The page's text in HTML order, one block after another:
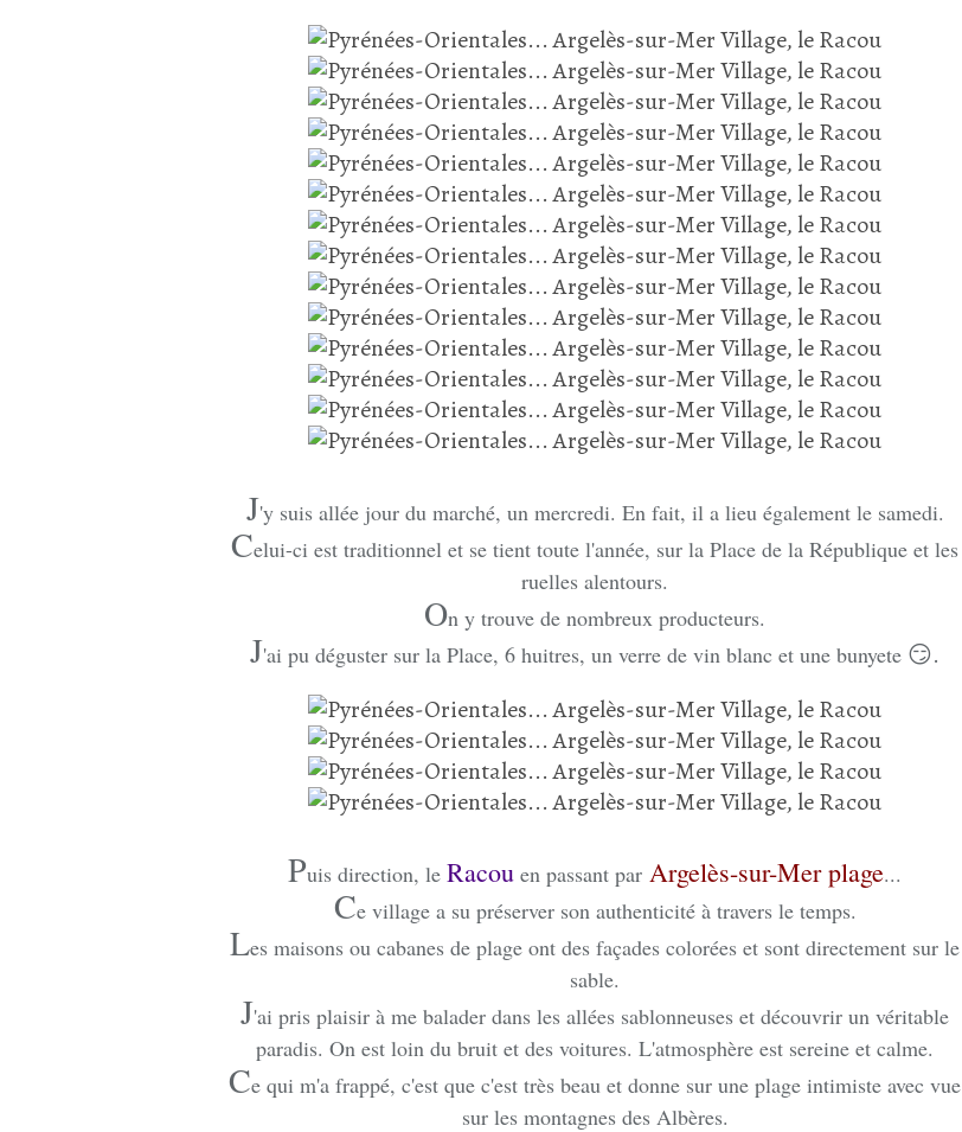
J'y suis allée jour du marché, un mercredi. En fait, il a lieu également le samedi.
Celui-ci est traditionnel et se tient toute l'année, sur la Place de la République et les
ruelles alentours.
On y trouve de nombreux producteurs.
J'ai pu déguster sur la Place, 6 huitres, un verre de vin blanc et une bunyete 😏.
Puis direction, le Racou en passant par Argelès-sur-Mer plage...
Ce village a su préserver son authenticité à travers le temps.
Les maisons ou cabanes de plage ont des façades colorées et sont directement sur le
sable.
J'ai pris plaisir à me balader dans les allées sablonneuses et découvrir un véritable
paradis. On est loin du bruit et des voitures. L'atmosphère est sereine et calme.
Ce qui m'a frappé, c'est que c'est très beau et donne sur une plage intimiste avec vue
sur les montagnes des Albères.